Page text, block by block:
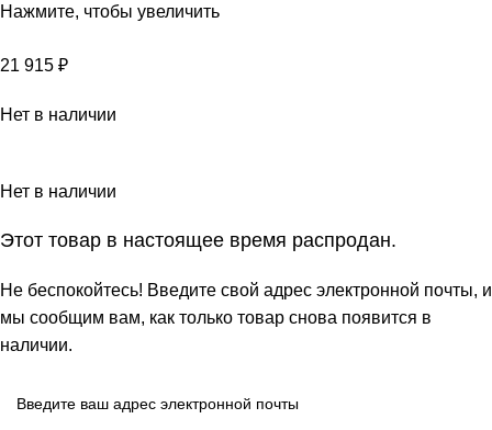
Нажмите, чтобы увеличить
21 915 ₽
Нет в наличии
Нет в наличии
Этот товар в настоящее время распродан.
Не беспокойтесь! Введите свой адрес электронной почты, и
мы сообщим вам, как только товар снова появится в
наличии.